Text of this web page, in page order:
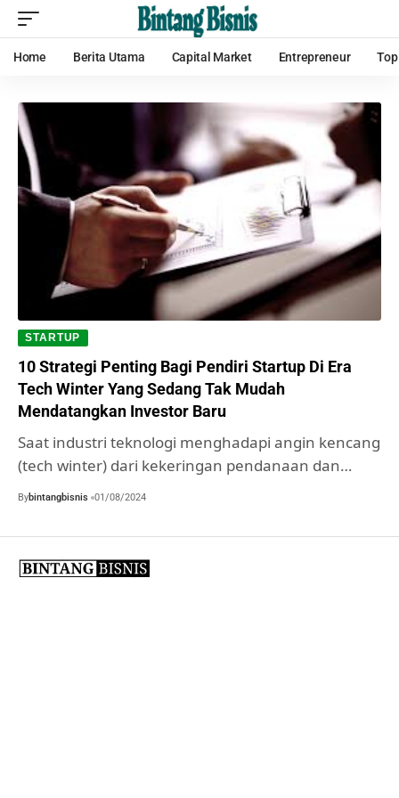
Home Berita Utama Capital Market Entrepreneur
STARTUP
10 Strategi Penting Bagi Pendiri Startup Di Era
Tech Winter Yang Sedang Tak Mudah
Mendatangkan Investor Baru
Saat industri teknologi menghadapi angin kencang
(tech winter) dari kekeringan pendanaan dan…
Bybintangbisnis 01/08/2024